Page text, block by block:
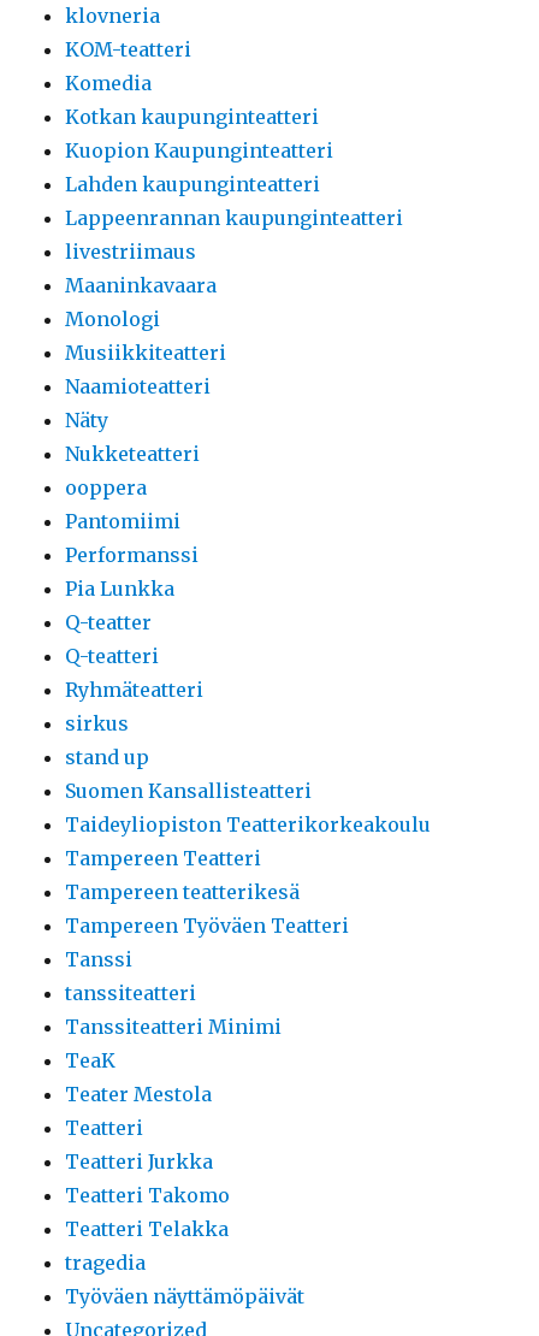
klovneria
KOM-teatteri
Komedia
Kotkan kaupunginteatteri
Kuopion Kaupunginteatteri
Lahden kaupunginteatteri
Lappeenrannan kaupunginteatteri
livestriimaus
Maaninkavaara
Monologi
Musiikkiteatteri
Naamioteatteri
Näty
Nukketeatteri
ooppera
Pantomiimi
Performanssi
Pia Lunkka
Q-teatter
Q-teatteri
Ryhmäteatteri
sirkus
stand up
Suomen Kansallisteatteri
Taideyliopiston Teatterikorkeakoulu
Tampereen Teatteri
Tampereen teatterikesä
Tampereen Työväen Teatteri
Tanssi
tanssiteatteri
Tanssiteatteri Minimi
TeaK
Teater Mestola
Teatteri
Teatteri Jurkka
Teatteri Takomo
Teatteri Telakka
tragedia
Työväen näyttämöpäivät
Uncategorized